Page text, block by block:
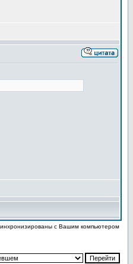
с Вашим компьютером